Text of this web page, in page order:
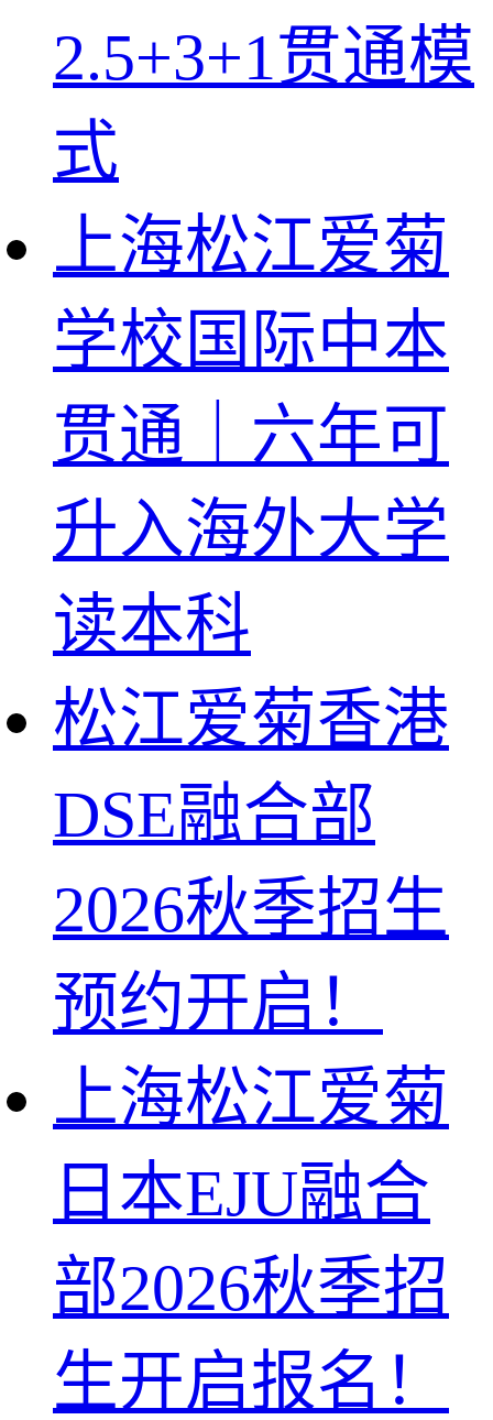
2.5+3+1贯通模
式
上海松江爱菊
学校国际中本
贯通｜六年可
升入海外大学
读本科
松江爱菊香港
DSE融合部
2026秋季招生
预约开启！
上海松江爱菊
日本EJU融合
部2026秋季招
生开启报名！